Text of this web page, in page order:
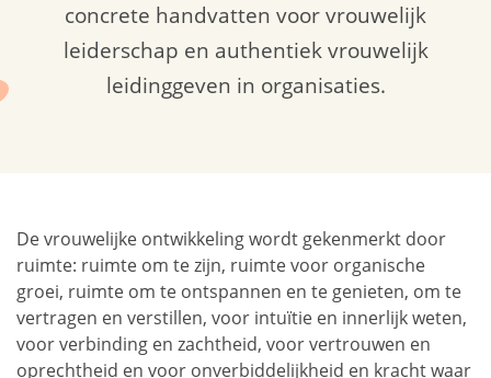
concrete handvatten voor vrouwelijk
leiderschap en authentiek vrouwelijk
leidinggeven in organisaties.
De vrouwelijke ontwikkeling wordt gekenmerkt door
ruimte: ruimte om te zijn, ruimte voor organische
groei, ruimte om te ontspannen en te genieten, om te
vertragen en verstillen, voor intuïtie en innerlijk weten,
voor verbinding en zachtheid, voor vertrouwen en
oprechtheid en voor onverbiddelijkheid en kracht waar